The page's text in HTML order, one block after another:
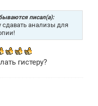
писал(а):
сдавать анализы для
гистеру?